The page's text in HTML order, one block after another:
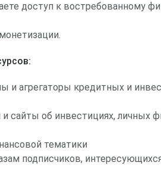
доступ к востребованному
и агрегаторы кредитных и
сайты об инвестициях, личных
тематики
подписчиков,